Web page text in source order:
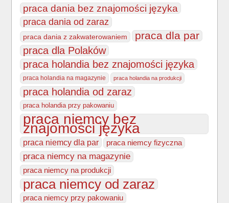
praca dania bez znajomości języka
praca dania od zaraz
praca dania z zakwaterowaniem praca dla par
praca dla Polaków
praca holandia bez znajomości języka
praca holandia na magazynie praca holandia na produkcji
praca holandia od zaraz
praca holandia przy pakowaniu
praca niemcy bez
znajomości języka
praca niemcy dla par praca niemcy fizyczna
praca niemcy na magazynie
praca niemcy na produkcji
praca niemcy od zaraz
praca niemcy przy pakowaniu